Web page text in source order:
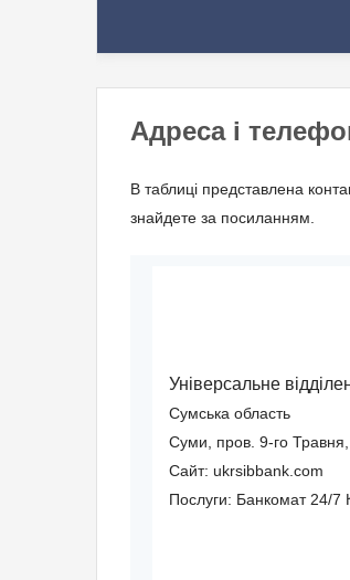
Адреса і
В таблиці представлена
знайдете за посиланням.
Універсальне
Сумська область
Суми, пров. 9-го
Сайт: ukrsibbank.com
Послуги: Банкомат 24/7